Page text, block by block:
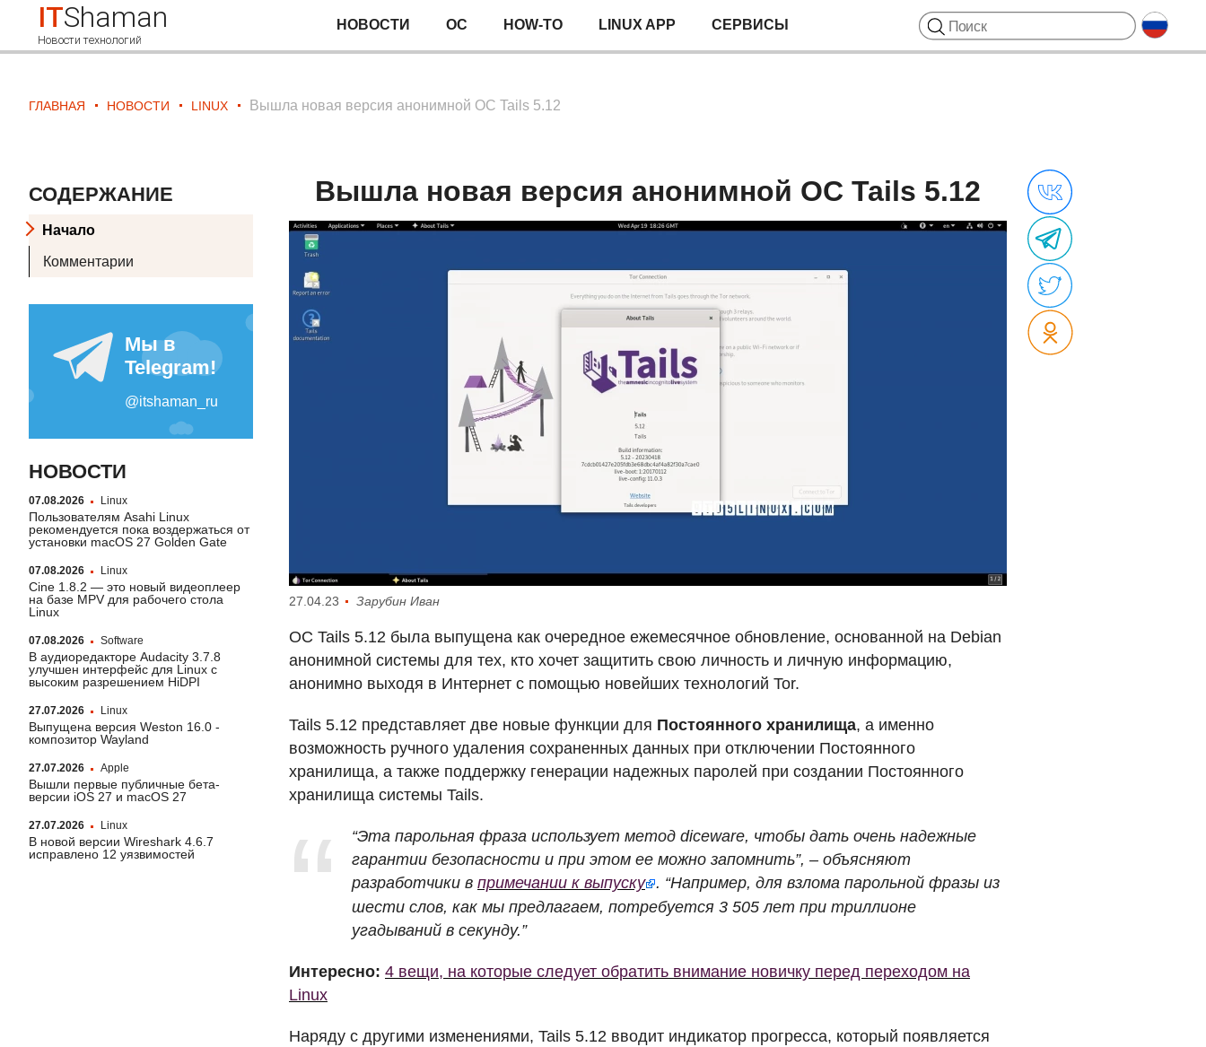
ITShaman
Новости технологий
НОВОСТИ ОС HOW-TO LINUX APP СЕРВИСЫ
ГЛАВНАЯ НОВОСТИ LINUX Вышла новая версия анонимной ОС Tails 5.12
СОДЕРЖАНИЕ
Начало
Комментарии
НОВОСТИ
07.08.2026 Linux
Пользователям Asahi Linux
рекомендуется пока воздержаться от
установки macOS 27 Golden Gate
07.08.2026 Linux
Cine 1.8.2 — это новый видеоплеер
на базе MPV для рабочего стола
Linux
07.08.2026 Software
В аудиоредакторе Audacity 3.7.8
улучшен интерфейс для Linux с
высоким разрешением HiDPI
27.07.2026 Linux
Выпущена версия Weston 16.0 -
композитор Wayland
27.07.2026 Apple
Вышли первые публичные бета-
версии iOS 27 и macOS 27
27.07.2026 Linux
В новой версии Wireshark 4.6.7
исправлено 12 уязвимостей
Вышла новая версия анонимной ОС Tails 5.12
27.04.23 Зарубин Иван
ОС Tails 5.12 была выпущена как очередное ежемесячное обновление, основанной на Debian
анонимной системы для тех, кто хочет защитить свою личность и личную информацию,
анонимно выходя в Интернет с помощью новейших технологий Tor.
Tails 5.12 представляет две новые функции для Постоянного хранилища, а именно
возможность ручного удаления сохраненных данных при отключении Постоянного
хранилища, а также поддержку генерации надежных паролей при создании Постоянного
хранилища системы Tails.
“Эта парольная фраза использует метод diceware, чтобы дать очень надежные
гарантии безопасности и при этом ее можно запомнить”, – объясняют
разработчики в примечании к выпуску . “Например, для взлома парольной фразы из
шести слов, как мы предлагаем, потребуется 3 505 лет при триллионе
угадываний в секунду.”
Интересно: 4 вещи, на которые следует обратить внимание новичку перед переходом на
Linux
Наряду с другими изменениями, Tails 5.12 вводит индикатор прогресса, который появляется